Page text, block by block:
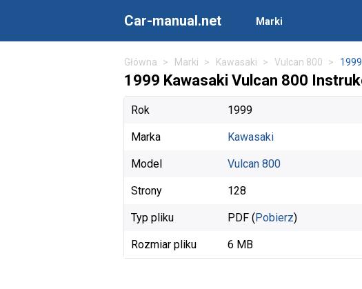
Car-manual.net Marki
Główna Marki Kawasaki Vulcan 800 1999
1999 Kawasaki Vulcan 800
Rok 1999
Marka Kawasaki
Model Vulcan 800
Strony 128
Typ pliku PDF (Pobierz)
Rozmiar pliku 6 MB